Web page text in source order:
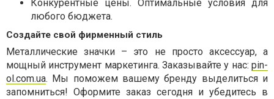
Конкурентные цены. Оптимальные условия для
любого бюджета.
Создайте свой фирменный стиль
Металлические значки – это не просто аксессуар, а
мощный инструмент маркетинга. Заказывайте у нас: pin-
ol.com.ua. Мы поможем вашему бренду выделиться и
запомниться! Оформите заказ сегодня и убедитесь в